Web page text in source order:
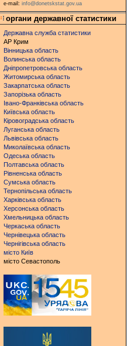
e-mail: info@donetskstat.gov.ua
органи державної статистики
Державна служба статистики
АР Крим
Вінницька область
Волинська область
Дніпропетровська область
Житомирська область
Закарпатська область
Запорізька область
Івано-Франківська область
Київська область
Кіровоградська область
Луганська область
Львівська область
Миколаївська область
Одеська область
Полтавська область
Рівненська область
Сумська область
Тернопільська область
Харківська область
Херсонська область
Хмельницька область
Черкаська область
Чернівецька область
Чернігівська область
місто Київ
місто Севастополь